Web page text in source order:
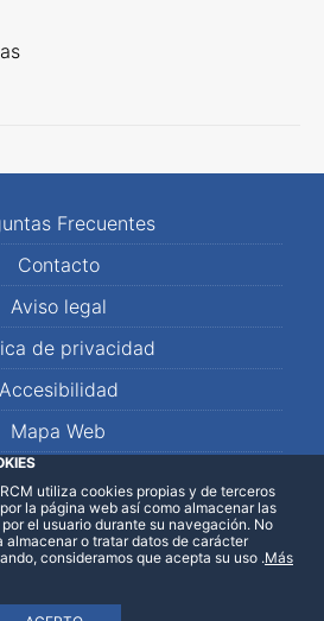
Frecuentes
Contacto
Aviso legal
de privacidad
Accesibilidad
Mapa Web
utiliza cookies propias y de terceros
la página web así como almacenar las
el usuario durante su navegación. No
almacenar o tratar datos de carácter
consideramos que acepta su uso .Más